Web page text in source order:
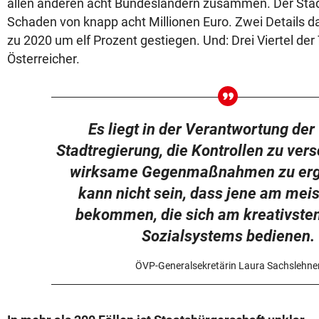
allen anderen acht Bundesländern zusammen. Der
Schaden von knapp acht Millionen Euro. Zwei Details
zu 2020 um elf Prozent gestiegen. Und: Drei Viertel der
Österreicher.
Es liegt in der Verantwortung der
Stadtregierung, die Kontrollen zu
wirksame Gegenmaßnahmen zu
kann nicht sein, dass jene am
bekommen, die sich am
Sozialsystems bedienen.
ÖVP-Generalsekretärin Laura